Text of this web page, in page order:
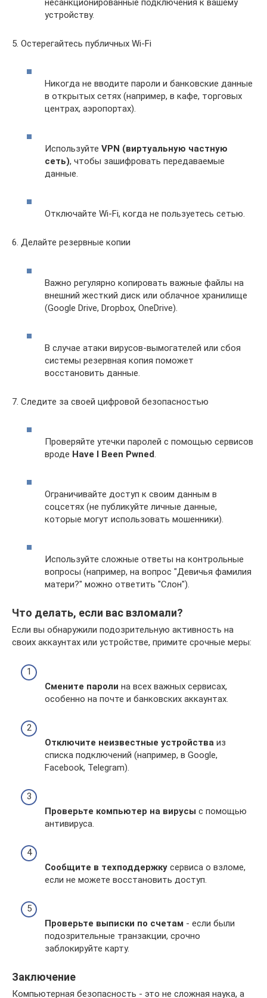
устройству.
5. Остерегайтесь публичных Wi-Fi
Никогда не вводите пароли и банковские данные
в открытых сетях (например, в кафе, торговых
центрах, аэропортах).
Используйте VPN (виртуальную частную
сеть), чтобы зашифровать передаваемые
данные.
Отключайте Wi-Fi, когда не пользуетесь сетью.
6. Делайте резервные копии
Важно регулярно копировать важные файлы на
внешний жесткий диск или облачное хранилище
(Google Drive, Dropbox, OneDrive).
В случае атаки вирусов-вымогателей или сбоя
системы резервная копия поможет
восстановить данные.
7. Следите за своей цифровой безопасностью
Проверяйте утечки паролей с помощью сервисов
вроде Have I Been Pwned.
Ограничивайте доступ к своим данным в
соцсетях (не публикуйте личные данные,
которые могут использовать мошенники).
Используйте сложные ответы на контрольные
вопросы (например, на вопрос "Девичья фамилия
матери?" можно ответить "Слон").
Что делать, если вас взломали?
Если вы обнаружили подозрительную активность на
своих аккаунтах или устройстве, примите срочные меры:
Смените пароли на всех важных сервисах,
особенно на почте и банковских аккаунтах.
Отключите неизвестные устройства из
списка подключений (например, в Google,
Facebook, Telegram).
Проверьте компьютер на вирусы с помощью
антивируса.
Сообщите в техподдержку сервиса о взломе,
если не можете восстановить доступ.
Проверьте выписки по счетам - если были
подозрительные транзакции, срочно
заблокируйте карту.
Заключение
Компьютерная безопасность - это не сложная наука, а